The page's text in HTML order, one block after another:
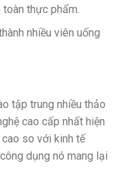
thực phẩm.
nhiều viên uống
tập trung nhiều thảo
cao cấp nhất hiện
so với kinh tế
dụng nó mang lại